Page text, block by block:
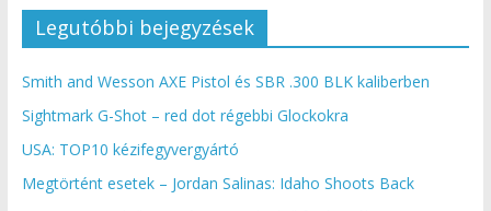
Legutóbbi bejegyzések
Smith and Wesson AXE Pistol és SBR .300 BLK kaliberben
Sightmark G-Shot – red dot régebbi Glockokra
USA: TOP10 kézifegyvergyártó
Megtörtént esetek – Jordan Salinas: Idaho Shoots Back